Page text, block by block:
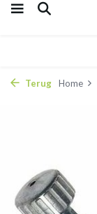
Terug Home